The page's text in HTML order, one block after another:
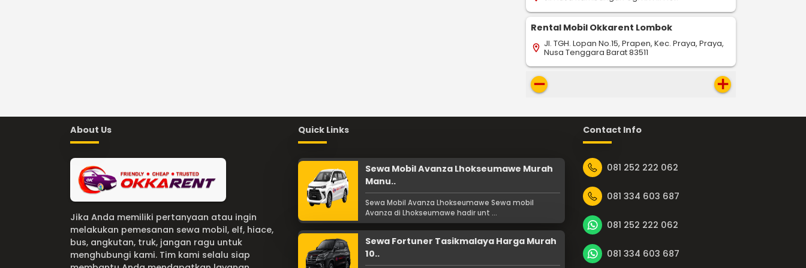
Rental Mobil Okkarent Lombok
location_on Jl. TGH. Lopan No.15, Prapen, Kec. Praya, Praya,
Nusa Tenggara Barat 83511
remove add
About Us
Jika Anda memiliki pertanyaan atau ingin
melakukan pemesanan sewa mobil, elf, hiace,
bus, angkutan, truk, jangan ragu untuk
menghubungi kami. Tim kami selalu siap
Quick Links
Sewa Mobil Avanza Lhokseumawe Murah
Manu..
Sewa Mobil Avanza Lhokseumawe Sewa mobil
Avanza di Lhokseumawe hadir unt ...
Sewa Fortuner Tasikmalaya Harga Murah
10..
Contact Info
081 252 222 062
081 334 603 687
081 252 222 062
081 334 603 687